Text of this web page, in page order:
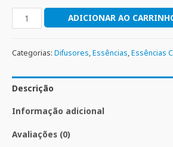
ADICIONAR AO
Categorias: Difusores,Essências,Essências
Descrição
Informação adicional
Avaliações (0)